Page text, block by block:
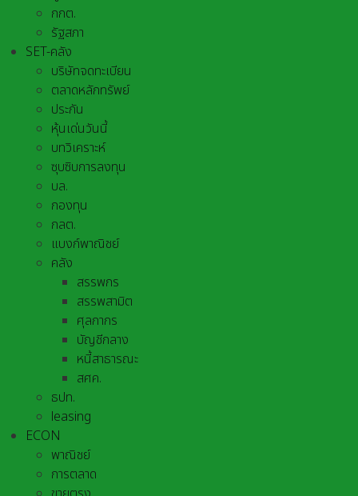
กกต.
รัฐสภา
SET-คลัง
บริษัทจดทะเบียน
ตลาดหลักทรัพย์
ประกัน
หุ้นเด่นวันนี้
บทวิเคราะห์
ซุบซิบการลงทุน
บล.
กองทุน
กลต.
แบงก์พาณิชย์
คลัง
สรรพกร
สรรพสามิต
ศุลกากร
บัญชีกลาง
หนี้สาธารณะ
สศค.
ธปท.
leasing
ECON
พาณิชย์
การตลาด